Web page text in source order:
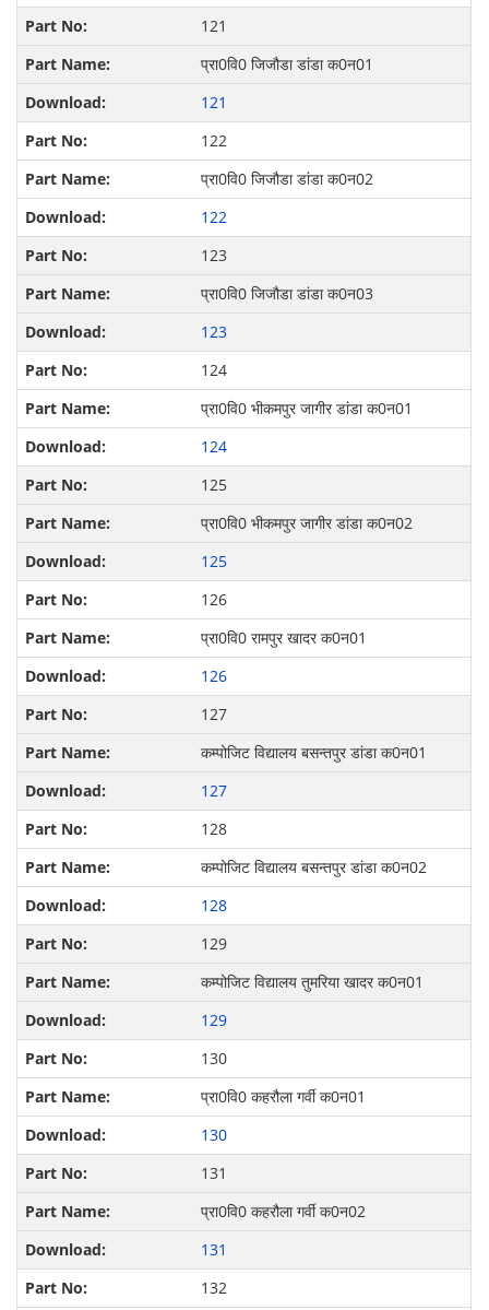
121
प्रा0वि0 जिजौडा डांडा क0न01
121
122
प्रा0वि0 जिजौडा डांडा क0न02
122
123
प्रा0वि0 जिजौडा डांडा क0न03
123
124
प्रा0वि0 भीकमपुर जागीर डांडा क0न01
124
125
प्रा0वि0 भीकमपुर जागीर डांडा क0न02
125
126
प्रा0वि0 रामपुर खादर क0न01
126
127
कम्पोजिट विद्यालय बसन्‍तपुर डांडा क0न01
127
128
कम्पोजिट विद्यालय बसन्‍तपुर डांडा क0न02
128
129
कम्पोजिट विद्यालय तुमरिया खादर क0न01
129
130
प्रा0वि0 कहरौला गर्वी क0न01
130
131
प्रा0वि0 कहरौला गर्वी क0न02
131
132